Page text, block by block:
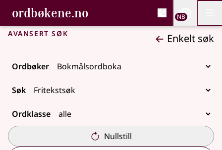
Gå til hovedinnhold
Tilgjengelighet
ordbøkene.no, Bokmålsordboka og
Bokmålsordboka og Nynorskordboka
NB
Avansert søk Enkelt søk
Ordbøker
Søk
Ordklasse
Nullstill